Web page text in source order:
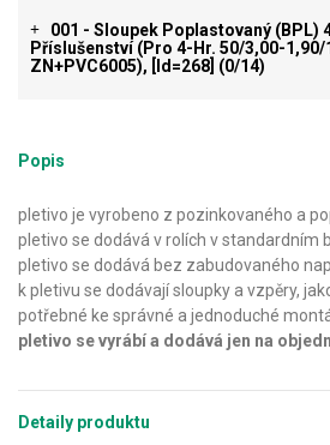
+
001 - Sloupek Poplastovaný (BPL)
Příslušenství (pro 4-Hr. 50/3,00-1,90/
ZN+PVC6005), [id=268] (0/14)
Popis
pletivo je vyrobeno z pozinkovaného a
pletivo se dodává v rolích v standardním
pletivo se dodává bez zabudovaného
k pletivu se dodávají sloupky a vzpěry,
potřebné ke správné a jednoduché
pletivo se vyrábí a dodává jen na
Detaily produktu